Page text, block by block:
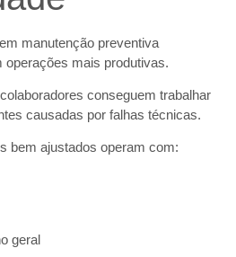
manutenção preventiva
operações mais produtivas.
conseguem trabalhar
causadas por falhas técnicas.
bem ajustados operam com:
geral